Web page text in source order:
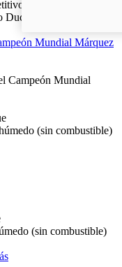
la Panigale es el
Mundial Márquez
Campeón Mundial
(sin combustible)
(sin combustible)